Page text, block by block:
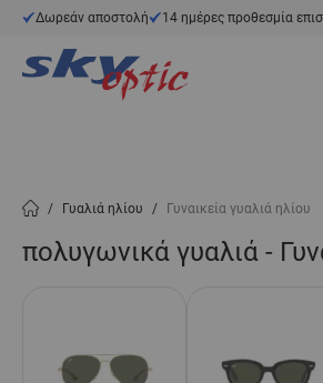
Μετάβαση στο περιεχόμενο
Δωρεάν αποστολή 14 ημέρες προθεσμία
/ Γυαλιά ηλίου / Γυναικεία γυαλιά ηλίου
πολυγωνικά γυαλιά -